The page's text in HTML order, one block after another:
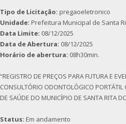
Tipo de Licitação: pregaoeletronico
Unidade: Prefeitura Municipal de Santa
Data Limite: 08/12/2025
Data de Abertura: 08/12/2025
Horário de abertura: 08h30min.
“REGISTRO DE PREÇOS PARA FUTURA E
CONSULTÓRIO ODONTOLÓGICO PORTÁTIL
DE SAÚDE DO MUNICÍPIO DE SANTA RITA
Status: Em andamento